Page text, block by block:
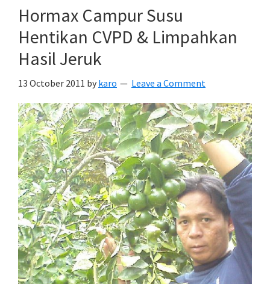
Hormax Campur Susu
Hentikan CVPD & Limpahkan
Hasil Jeruk
13 October 2011 by karo Leave a Comment